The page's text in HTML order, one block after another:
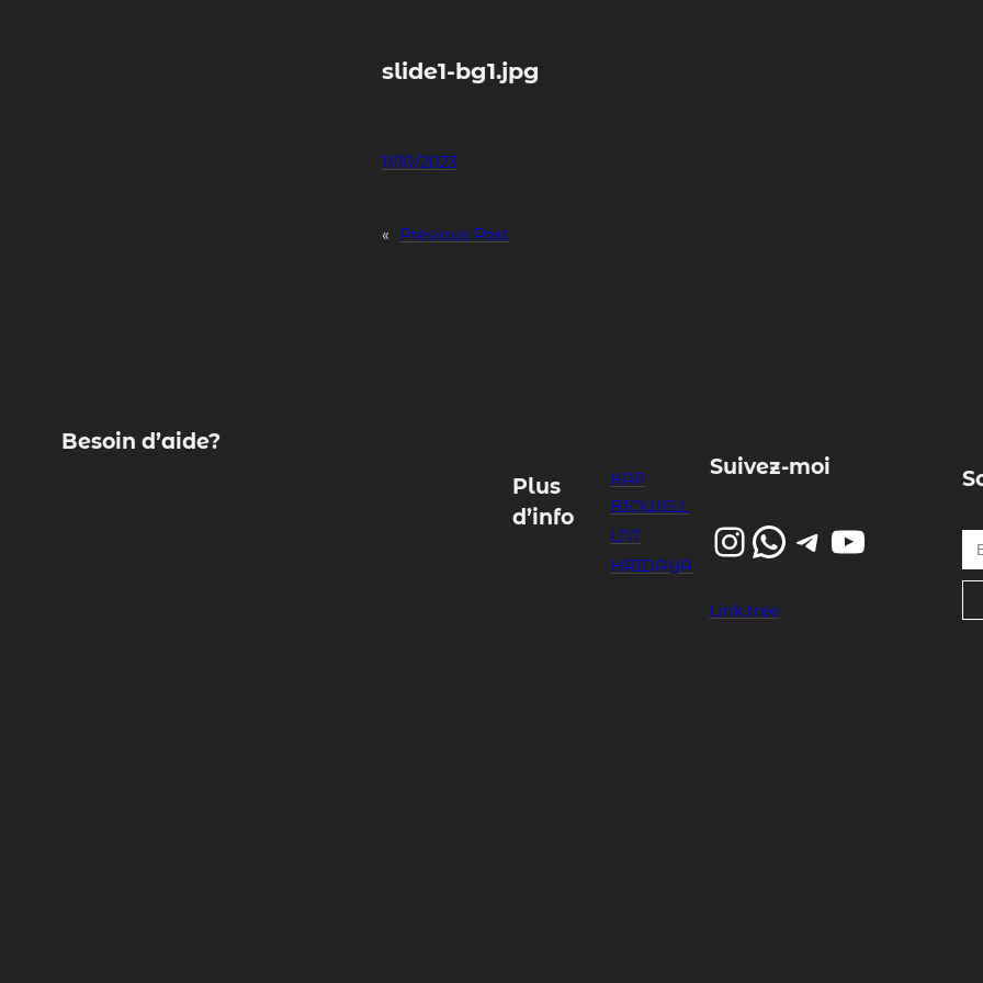
slide1-bg1.jpg
11/10/2023
« Previous Post
Besoin d’aide?
Plus
d’info
KAP
BIOWELL
LNT
HRIDAYA
Suivez-moi
InstagramWhatsApp Telegram YouTube
Link.tree
Entrez votre email…